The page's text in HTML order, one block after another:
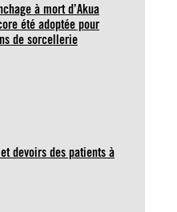
à mort d’Akua
été adoptée pour
de sorcellerie
devoirs des patients à